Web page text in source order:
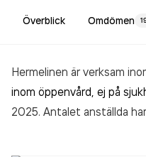
Överblick Omdömen
Hermelinen är verksam
inom öppenvård, ej på
2025. Antalet anställda